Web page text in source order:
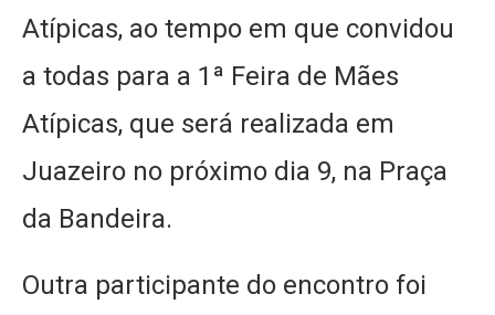
Atípicas, ao tempo em que convidou
a todas para a 1ª Feira de Mães
Atípicas, que será realizada em
Juazeiro no próximo dia 9, na Praça
da Bandeira.
Outra participante do encontro foi